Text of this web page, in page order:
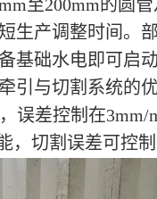
至200mm的圆
生产调整时间。
基础水电即可启
引与切割系统的
误差控制在
切割误差可控制